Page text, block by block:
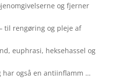
og fjerner
til rengøring og pleje af
euphrasi, heksehassel og
har også en antiinflamm …